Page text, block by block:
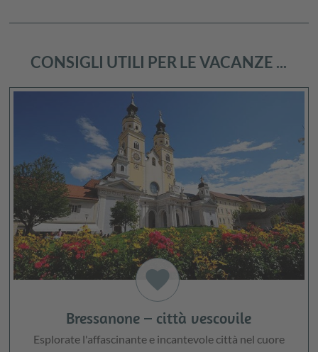
CONSIGLI UTILI PER LE VACANZE ...
favorite
Bressanone – città vescovile
Esplorate l'affascinante e incantevole città nel cuore